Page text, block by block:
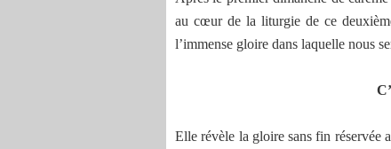
au cœur de la liturgie de ce
l’immense gloire dans laquelle nous
Elle révèle la gloire sans fin réservée